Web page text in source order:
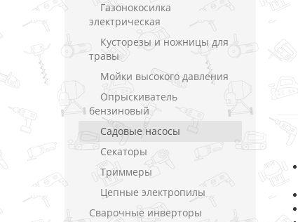
Газонокосилка
электрическая
Кусторезы и ножницы для
травы
Мойки высокого давления
Опрыскиватель
бензиновый
Садовые насосы
Секаторы
Триммеры
Цепные электропилы
Сварочные инверторы